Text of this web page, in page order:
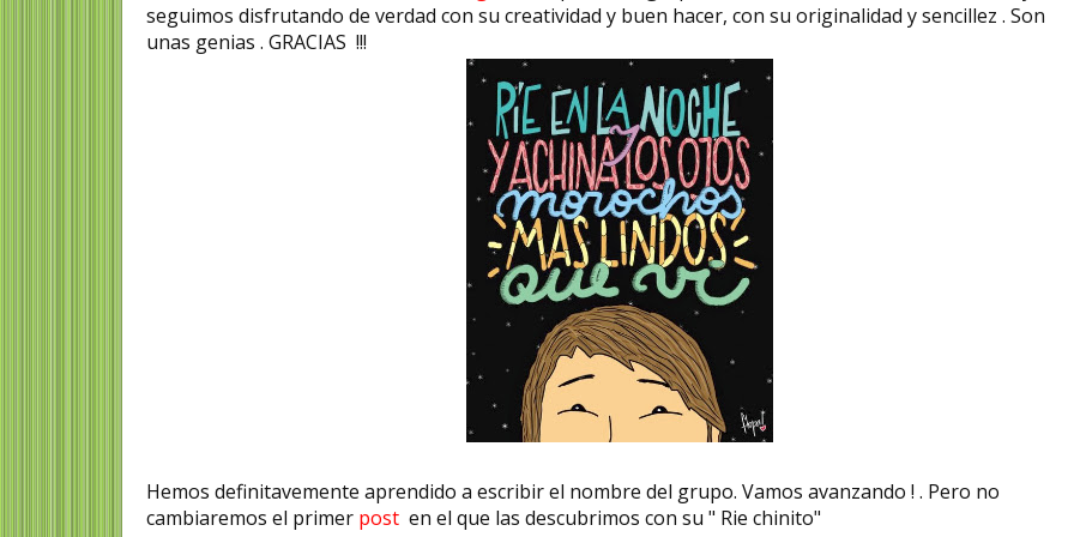
seguimos disfrutando de verdad con su creatividad y buen hacer, con su originalidad y sencillez . Son
unas genias . GRACIAS !!!
Hemos definitavemente aprendido a escribir el nombre del grupo. Vamos avanzando ! . Pero no
cambiaremos el primer post en el que las descubrimos con su " Rie chinito"
Mary White Ovington
activista por los derechos
civiles
Mary White Ovington ( 11 abril de
1865- 15 de julio de 1951) fue una
sufragista, socialista,...